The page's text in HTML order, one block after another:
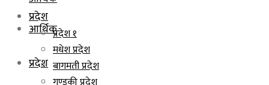
आर्थिक
प्रदेश
प्रदेश
प्रदेश १
मधेश प्रदेश
बागमती प्रदेश